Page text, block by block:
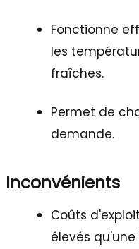
Fonctionne
les
fraîches.
Permet de
demande.
Inconvénients
Coûts
élevés